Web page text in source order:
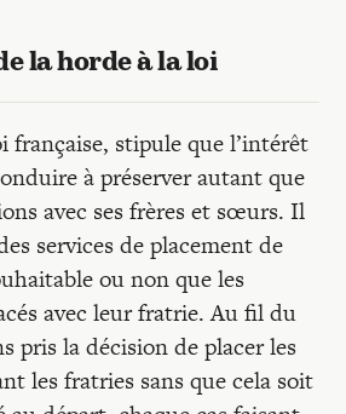
la horde à la loi
française, stipule que l’intérêt
à préserver autant que
avec ses frères et sœurs. Il
services de placement de
ou non que les
avec leur fratrie. Au fil du
pris la décision de placer les
les fratries sans que cela soit